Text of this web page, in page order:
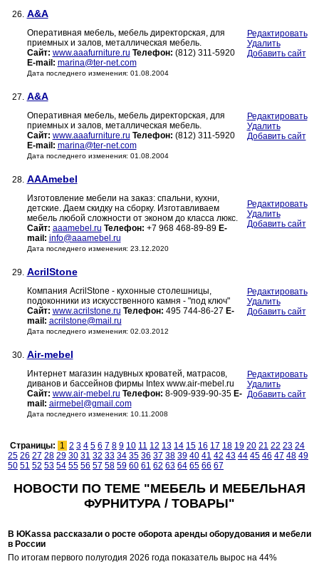
26. A&A
Оперативная мебель, мебель директорская, для
приемных и залов, металлическая мебель.
Сайт: www.aaafurniture.ru Телефон: (812) 311-5920
E-mail: marina@ter-net.com
Дата последнего изменения: 01.08.2004
Редактировать
Удалить
Добавить сайт
27. A&A
Оперативная мебель, мебель директорская, для
приемных и залов, металлическая мебель.
Сайт: www.aaafurniture.ru Телефон: (812) 311-5920
E-mail: marina@ter-net.com
Дата последнего изменения: 01.08.2004
Редактировать
Удалить
Добавить сайт
28. AAAmebel
Изготовление мебели на заказ: спальни, кухни,
детские. Даем скидку на сборку. Изготавливаем
мебель любой сложности от эконом до класса люкс.
Сайт: aaamebel.ru Телефон: +7 968 468-89-89 E-
mail: info@aaamebel.ru
Дата последнего изменения: 23.12.2020
Редактировать
Удалить
Добавить сайт
29. AcrilStone
Компания AcrilStone - кухонные столешницы,
подоконники из искусственного камня - "под ключ"
Сайт: www.acrilstone.ru Телефон: 495 744-86-27 E-
mail: acrilstone@mail.ru
Дата последнего изменения: 02.03.2012
Редактировать
Удалить
Добавить сайт
30. Air-mebel
Интернет магазин надувных кроватей, матрасов,
диванов и бассейнов фирмы Intex www.air-mebel.ru
Сайт: www.air-mebel.ru Телефон: 8-909-939-90-35 E-
mail: airmebel@gmail.com
Дата последнего изменения: 10.11.2008
Редактировать
Удалить
Добавить сайт
Страницы: 1 2 3 4 5 6 7 8 9 10 11 12 13 14 15 16 17 18 19 20 21 22 23 24
25 26 27 28 29 30 31 32 33 34 35 36 37 38 39 40 41 42 43 44 45 46 47 48 49
50 51 52 53 54 55 56 57 58 59 60 61 62 63 64 65 66 67
НОВОСТИ ПО ТЕМЕ "МЕБЕЛЬ И МЕБЕЛЬНАЯ
ФУРНИТУРА / ТОВАРЫ"
В ЮKassa рассказали о росте оборота аренды оборудования и мебели
в России
По итогам первого полугодия 2026 года показатель вырос на 44%